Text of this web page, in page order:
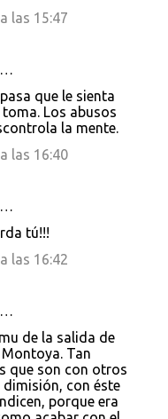
las 15:47
que le sienta
Los abusos
la mente.
las 16:40
tú!!!
las 16:42
de la salida de
Tan
que son con otros
dimisión, con éste
porque era